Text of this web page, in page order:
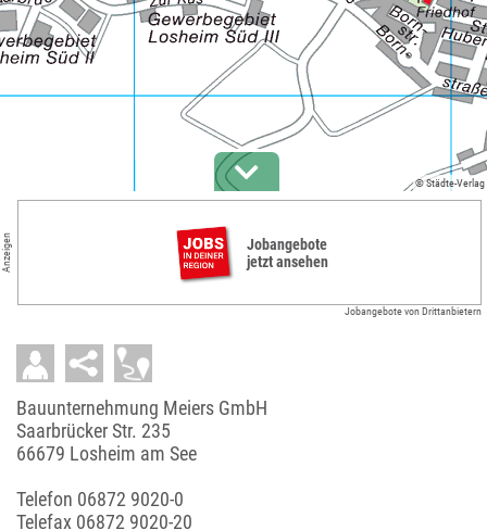
© Städte-Verlag
Anzeigen
Jobangebote
jetzt ansehen
Jobangebote von Drittanbietern
Bauunternehmung Meiers GmbH
Saarbrücker Str. 235
66679 Losheim am See
Telefon 06872 9020-0
Telefax 06872 9020-20